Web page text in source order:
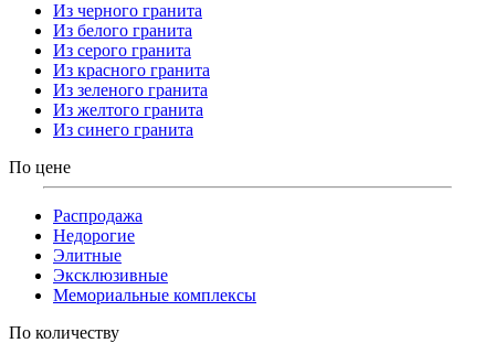
Из черного гранита
Из белого гранита
Из серого гранита
Из красного гранита
Из зеленого гранита
Из желтого гранита
Из синего гранита
По цене
Распродажа
Недорогие
Элитные
Эксклюзивные
Мемориальные комплексы
По количеству